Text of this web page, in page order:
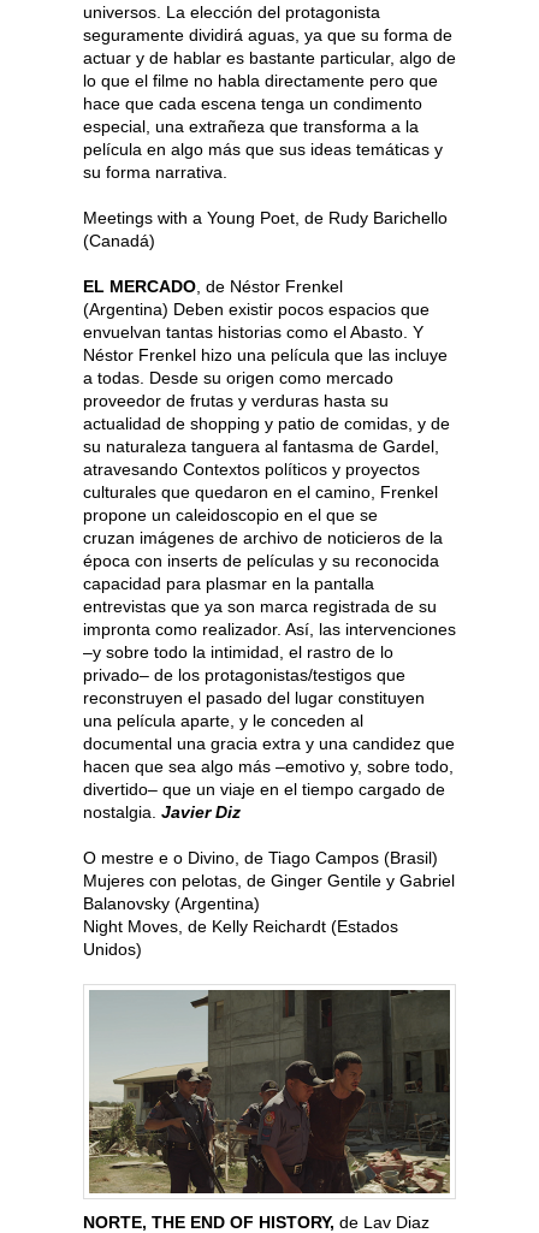
universos. La elección del protagonista
seguramente dividirá aguas, ya que su forma de
actuar y de hablar es bastante particular, algo de
lo que el filme no habla directamente pero que
hace que cada escena tenga un condimento
especial, una extrañeza que transforma a la
película en algo más que sus ideas temáticas y
su forma narrativa.
Meetings with a Young Poet, de Rudy Barichello
(Canadá)
EL MERCADO , de Néstor Frenkel
(Argentina) Deben existir pocos espacios que
envuelvan tantas historias como el Abasto. Y
Néstor Frenkel hizo una película que las incluye
a todas. Desde su origen como mercado
proveedor de frutas y verduras hasta su
actualidad de shopping y patio de comidas, y de
su naturaleza tanguera al fantasma de Gardel,
atravesando Contextos políticos y proyectos
culturales que quedaron en el camino, Frenkel
propone un caleidoscopio en el que se
cruzan imágenes de archivo de noticieros de la
época con inserts de películas y su reconocida
capacidad para plasmar en la pantalla
entrevistas que ya son marca registrada de su
impronta como realizador. Así, las intervenciones
–y sobre todo la intimidad, el rastro de lo
privado– de los protagonistas/testigos que
reconstruyen el pasado del lugar constituyen
una película aparte, y le conceden al
documental una gracia extra y una candidez que
hacen que sea algo más –emotivo y, sobre todo,
divertido– que un viaje en el tiempo cargado de
nostalgia. Javier Diz
O mestre e o Divino, de Tiago Campos (Brasil)
Mujeres con pelotas, de Ginger Gentile y Gabriel
Balanovsky (Argentina)
Night Moves, de Kelly Reichardt (Estados
Unidos)
NORTE, THE END OF HISTORY, de Lav Diaz